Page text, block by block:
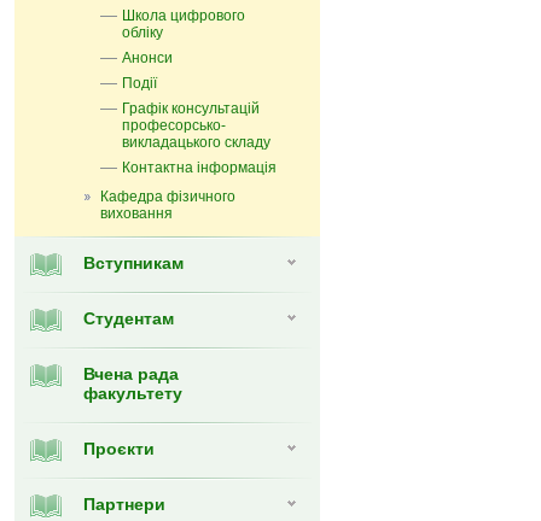
Школа цифрового
обліку
Анонси
Події
Графік консультацій
професорсько-
викладацького складу
Контактна інформація
Кафедра фізичного
виховання
Вступникам
Студентам
Вчена рада
факультету
Проєкти
Партнери